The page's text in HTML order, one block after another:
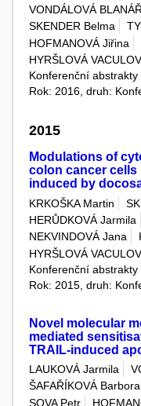
VONDÁLOVÁ
SKENDER Belma
HOFMANOVÁ Jiřina
HYRŠLOVÁ
Konferenční abstrakty
Rok: 2016, druh:
2015
Modulations of
colon cancer
induced by
KRKOŠKA Martin
HERŮDKOVÁ Jarmila
NEKVINDOVÁ Jana
HYRŠLOVÁ
Konferenční abstrakty
Rok: 2015, druh:
Novel molecular
mediated
TRAIL-induced
LAUKOVÁ Jarmila
ŠAFAŘÍKOVÁ Barbora
SOVA Petr